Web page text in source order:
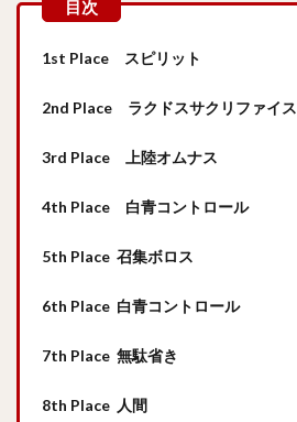
1st Place スピリット
2nd Place ラクドスサクリファイス
3rd Place 上陸オムナス
4th Place 白青コントロール
5th Place 召集ボロス
6th Place 白青コントロール
7th Place 無駄省き
8th Place 人間